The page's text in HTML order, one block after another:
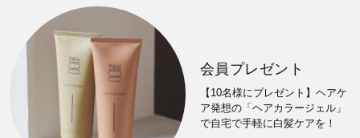
会員プレゼント
【10名様にプレゼント】ヘアケ
ア発想の「ヘアカラージェル」
で自宅で手軽に白髪ケアを！